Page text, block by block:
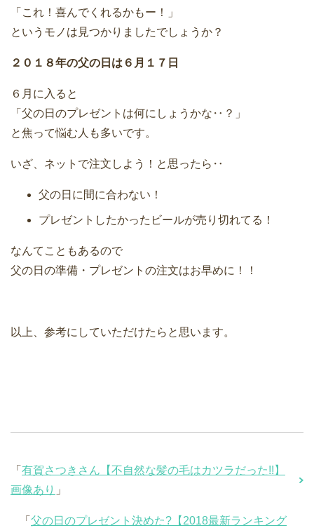
「これ！喜んでくれるかもー！」
というモノは見つかりましたでしょうか？
２０１８年の父の日は６月１７日
６月に入ると
「父の日のプレゼントは何にしょうかな‥？」
と焦って悩む人も多いです。
いざ、ネットで注文しよう！と思ったら‥
父の日に間に合わない！
プレゼントしたかったビールが売り切れてる！
なんてこともあるので
父の日の準備・プレゼントの注文はお早めに！！
以上、参考にしていただけたらと思います。
「 有賀さつきさん【不自然な髪の毛はカツラだった!!】
画像あり 」
「 父の日のプレゼント決めた?【2018最新ランキング